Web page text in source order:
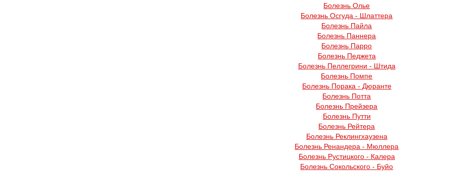
Болезнь Олье
Болезнь Осгуда - Шлаттера
Болезнь Пайла
Болезнь Паннера
Болезнь Парро
Болезнь Педжета
Болезнь Пеллегрини - Штида
Болезнь Помпе
Болезнь Порака - Дюранте
Болезнь Потта
Болезнь Прейзера
Болезнь Путти
Болезнь Рейтера
Болезнь Реклингхаузена
Болезнь Ренандера - Мюллера
Болезнь Рустицкого - Калера
Болезнь Сокольского - Буйо